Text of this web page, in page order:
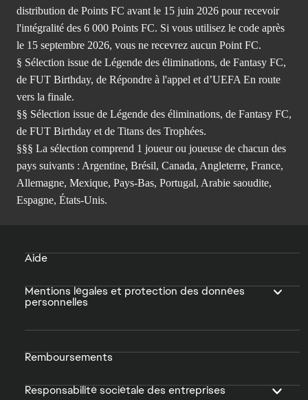
distribution de Points FC avant le 15 juin 2026 pour recevoir
l'intégralité des 6 000 Points FC. Si vous utilisez le code après
le 15 septembre 2026, vous ne recevrez aucun Point FC.
§ Sélection issue de Légende des éliminations, de Fantasy FC,
de FUT Birthday, de Répondre à l'appel et d’UEFA En route
vers la finale.
§§ Sélection issue de Légende des éliminations, de Fantasy FC,
de FUT Birthday et de Titans des Trophées.
§§§ La sélection comprend 1 joueur ou joueuse de chacun des
pays suivants : Argentine, Brésil, Canada, Angleterre, France,
Allemagne, Mexique, Pays-Bas, Portugal, Arabie saoudite,
Espagne, États-Unis.
Aide
Mentions légales et protection des données
personnelles
Remboursements
Responsabilité sociétale des entreprises